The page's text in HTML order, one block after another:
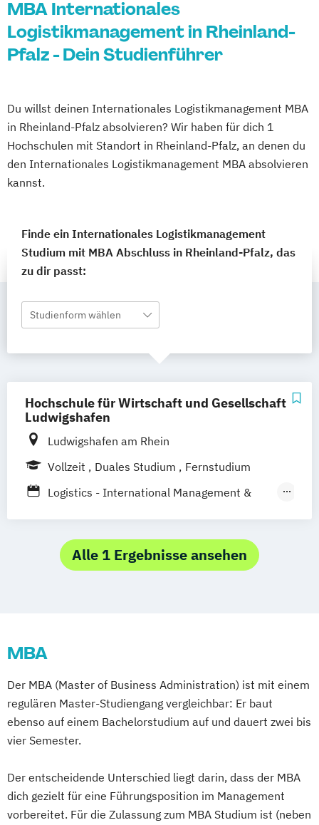
MBA Internationales
Logistikmanagement in Rheinland-
Pfalz - Dein Studienführer
Du willst deinen Internationales Logistikmanagement MBA
in Rheinland-Pfalz absolvieren? Wir haben für dich 1
Hochschulen mit Standort in Rheinland-Pfalz, an denen du
den Internationales Logistikmanagement MBA absolvieren
kannst.
Finde ein Internationales Logistikmanagement
Studium mit MBA Abschluss in Rheinland-Pfalz, das
zu dir passt:
Studienform wählen
Hochschule für Wirtschaft und Gesellschaft
Ludwigshafen
Ludwigshafen am Rhein
Vollzeit
Duales Studium
Fernstudium
Logistics - International Management &
Logistik-Management & Consulting
Alle 1 Ergebnisse ansehen
MBA
Der MBA (Master of Business Administration) ist mit einem
regulären Master-Studiengang vergleichbar: Er baut
ebenso auf einem Bachelorstudium auf und dauert zwei bis
vier Semester.
Der entscheidende Unterschied liegt darin, dass der MBA
dich gezielt für eine Führungsposition im Management
vorbereitet. Für die Zulassung zum MBA Studium ist (neben